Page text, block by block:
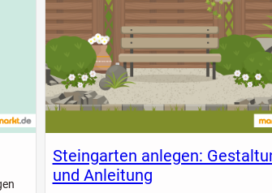
Steingarten anlegen:
und Anleitung